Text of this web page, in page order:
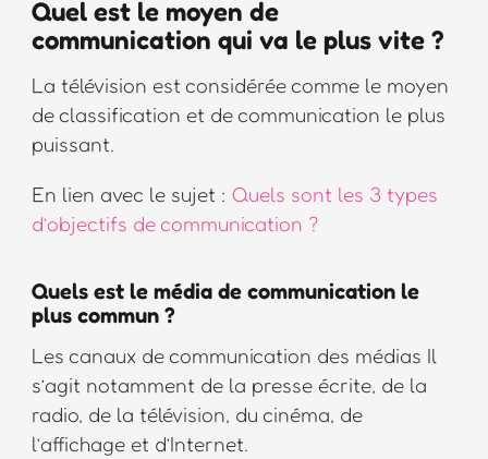
Quel est le moyen de
communication qui va le plus vite ?
La télévision est considérée comme le moyen
de classification et de communication le plus
puissant.
En lien avec le sujet : Quels sont les 3 types
d’objectifs de communication ?
Quels est le média de communication le
plus commun ?
Les canaux de communication des médias Il
s’agit notamment de la presse écrite, de la
radio, de la télévision, du cinéma, de
l’affichage et d’Internet.